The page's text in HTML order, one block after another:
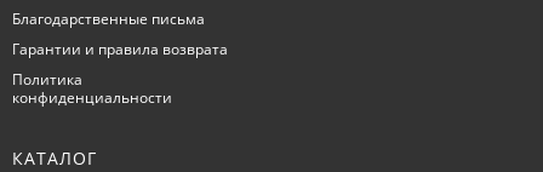
Благодарственные письма
Гарантии и правила возврата
Политика
конфиденциальности
КАТАЛОГ